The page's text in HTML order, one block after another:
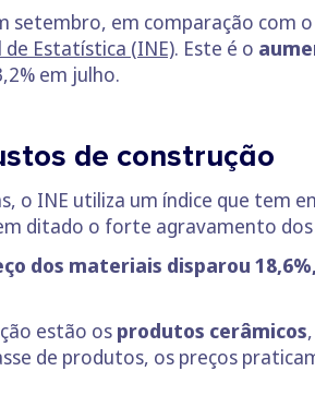
setembro, em comparação com
Estatística (INE). Este é o
em julho.
de construção
o INE utiliza um índice que tem
ditado o forte agravamento
dos materiais disparou 18,6%,
estão os produtos cerâmicos
de produtos, os preços